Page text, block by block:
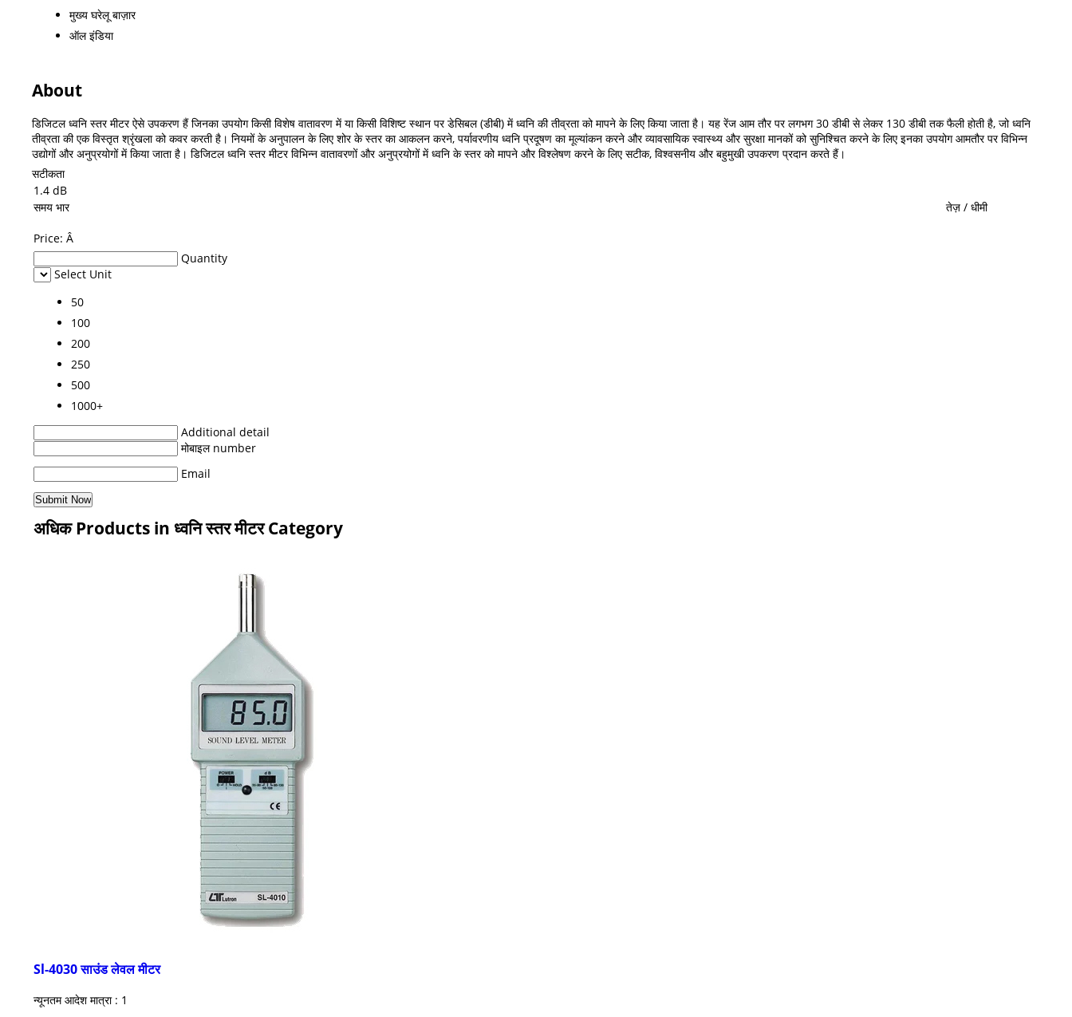
मुख्य घरेलू बाज़ार
ऑल इंडिया
About
डिजिटल ध्वनि स्तर मीटर ऐसे उपकरण हैं जिनका उपयोग किसी विशेष वातावरण में या किसी विशिष्ट स्थान पर डेसिबल (डीबी) में ध्वनि की तीव्रता को मापने के लिए किया जाता है। यह रेंज आम तौर पर लगभग 30 डीबी से लेकर 130 डीबी तक फैली होती है, जो ध्वनि
तीव्रता की एक विस्तृत श्रृंखला को कवर करती है। नियमों के अनुपालन के लिए शोर के स्तर का आकलन करने, पर्यावरणीय ध्वनि प्रदूषण का मूल्यांकन करने और व्यावसायिक स्वास्थ्य और सुरक्षा मानकों को सुनिश्चित करने के लिए इनका उपयोग आमतौर पर विभिन्न
उद्योगों और अनुप्रयोगों में किया जाता है। डिजिटल ध्वनि स्तर मीटर विभिन्न वातावरणों और अनुप्रयोगों में ध्वनि के स्तर को मापने और विश्लेषण करने के लिए सटीक, विश्वसनीय और बहुमुखी उपकरण प्रदान करते हैं।
सटीकता
1.4 dB
समय भार
तेज़ / धीमी
Price: Â
Quantity
Select Unit
50
100
200
250
500
1000+
Additional detail
मोबाइल number
Email
अधिक Products in ध्वनि स्तर मीटर Category
Sl-4030 साउंड लेवल मीटर
न्यूनतम आदेश मात्रा : 1